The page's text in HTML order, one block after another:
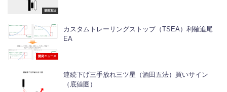
酒田五法
開発ニュース
カスタムトレーリングストップ（TSEA）利確追尾
EA
連続下げ三手放れ三ツ星（酒田五法）買いサイン
（底値圏）